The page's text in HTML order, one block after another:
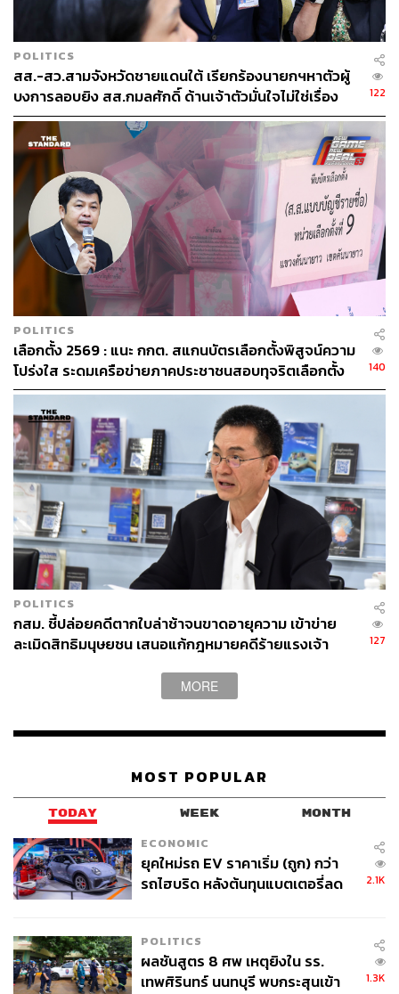
POLITICS
สส.-สว.สามจังหวัดชายแดนใต้ เรียกร้องนายกฯหาตัวผู้
บงการลอบยิง สส.กมลศักดิ์ ด้านเจ้าตัวมั่นใจไม่ใช่เรื่อง
ส่วนตัว หลังถูกลอบสังหาร 5-6 ครั้ง
122
POLITICS
เลือกตั้ง 2569 : แนะ กกต. สแกนบัตรเลือกตั้งพิสูจน์ความ
โปร่งใส ระดมเครือข่ายภาคประชาชนสอบทุจริตเลือกตั้ง
25 ก.พ. นี้
140
POLITICS
กสม. ชี้ปล่อยคดีตากใบล่าช้าจนขาดอายุความ เข้าข่าย
ละเมิดสิทธิมนุษยชน เสนอแก้กฎหมายคดีร้ายแรงเจ้า
127
MORE
MOST POPULAR
TODAY WEEK MONTH
ECONOMIC
ยุคใหม่รถ EV ราคาเริ่ม (ถูก) กว่า
รถไฮบริด หลังต้นทุนแบตเตอรี่ลด
2.1K
POLITICS
ผลชันสูตร 8 ศพ เหตุยิงใน รร.
เทพศิรินทร์ นนทบุรี พบกระสุนเข้า
1.3K